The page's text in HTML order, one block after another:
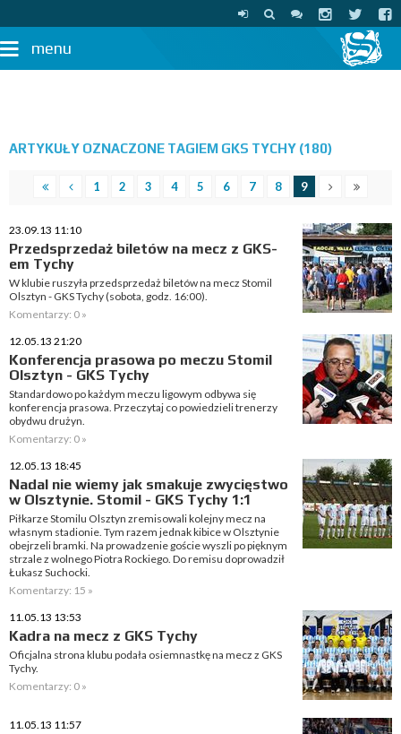
menu
ARTYKUŁY OZNACZONE TAGIEM GKS TYCHY (180)
1 2 3 4 5 6 7 8 9
23.09.13 11:10
Przedsprzedaż biletów na mecz z GKS-
em Tychy
W klubie ruszyła przedsprzedaż biletów na mecz Stomil
Olsztyn - GKS Tychy (sobota, godz. 16:00).
Komentarzy: 0 »
12.05.13 21:20
Konferencja prasowa po meczu Stomil
Olsztyn - GKS Tychy
Standardowo po każdym meczu ligowym odbywa się
konferencja prasowa. Przeczytaj co powiedzieli trenerzy
obydwu drużyn.
Komentarzy: 0 »
12.05.13 18:45
Nadal nie wiemy jak smakuje zwycięstwo
w Olsztynie. Stomil - GKS Tychy 1:1
Piłkarze Stomilu Olsztyn zremisowali kolejny mecz na
własnym stadionie. Tym razem jednak kibice w Olsztynie
obejrzeli bramki. Na prowadzenie goście wyszli po pięknym
strzale z wolnego Piotra Rockiego. Do remisu doprowadził
Łukasz Suchocki.
Komentarzy: 15 »
11.05.13 13:53
Kadra na mecz z GKS Tychy
Oficjalna strona klubu podała osiemnastkę na mecz z GKS
Tychy.
Komentarzy: 0 »
11.05.13 11:57